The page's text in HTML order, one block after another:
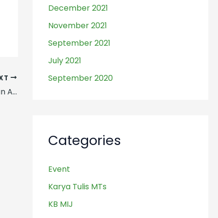
Madrasah Istiqlal Jakarta Gelar Kegiatan Akhir Pekan Gabungan
December 2021
November 2021
September 2021
July 2021
September 2020
Categories
Event
Karya Tulis MTs
KB MIJ